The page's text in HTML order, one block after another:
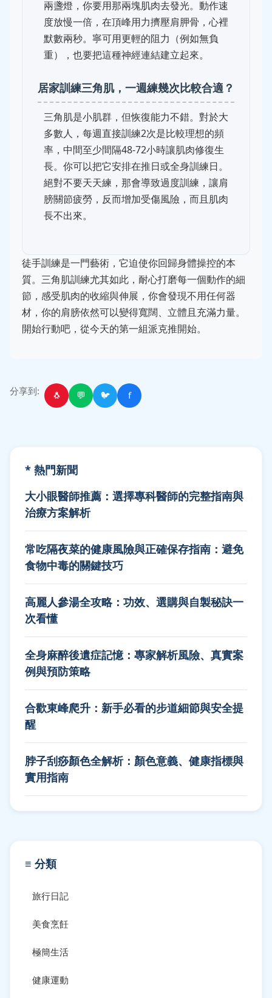
兩盞燈，你要用那兩塊肌肉去發光。動作速
度放慢一倍，在頂峰用力擠壓肩胛骨，心裡
默數兩秒。寧可用更輕的阻力（例如無負
重），也要把這種神經連結建立起來。
居家訓練三角肌，一週練幾次比較合適？
三角肌是小肌群，但恢復能力不錯。對於大
多數人，每週直接訓練2次是比較理想的頻
率，中間至少間隔48-72小時讓肌肉修復生
長。你可以把它安排在推日或全身訓練日。
絕對不要天天練，那會導致過度訓練，讓肩
膀關節疲勞，反而增加受傷風險，而且肌肉
長不出來。
徒手訓練是一門藝術，它迫使你回歸身體操控的本
質。三角肌訓練尤其如此，耐心打磨每一個動作的細
節，感受肌肉的收縮與伸展，你會發現不用任何器
材，你的肩膀依然可以變得寬闊、立體且充滿力量。
開始行動吧，從今天的第一組派克推開始。
分享到: 🐧 💬 🐦 f
* 熱門新聞
大小眼醫師推薦：選擇專科醫師的完整指南與
治療方案解析
常吃隔夜菜的健康風險與正確保存指南：避免
食物中毒的關鍵技巧
高麗人參湯全攻略：功效、選購與自製秘訣一
次看懂
全身麻醉後遺症記憶：專家解析風險、真實案
例與預防策略
合歡東峰爬升：新手必看的步道細節與安全提
醒
脖子刮痧顏色全解析：顏色意義、健康指標與
實用指南
≡ 分類
旅行日記
美食烹飪
極簡生活
健康運動